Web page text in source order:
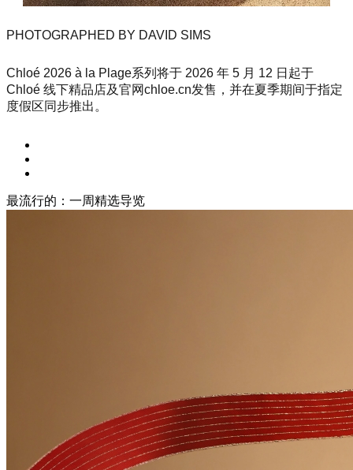
PHOTOGRAPHED BY DAVID SIMS
Chloé 2026 à la Plage系列将于 2026 年 5 月 12 日起于
Chloé 线下精品店及官网chloe.cn发售，并在夏季期间于指定
度假区同步推出。
最流行的：一周精选导览